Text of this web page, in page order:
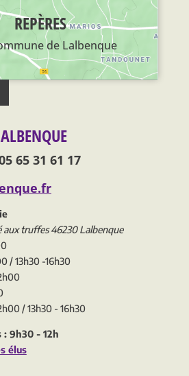
REPÈRES
de Lalbenque
65 31 61 17
aux truffes 46230 Lalbenque
/ 13h30 -16h30
/ 13h30 - 16h30
: 9h30 - 12h
élus